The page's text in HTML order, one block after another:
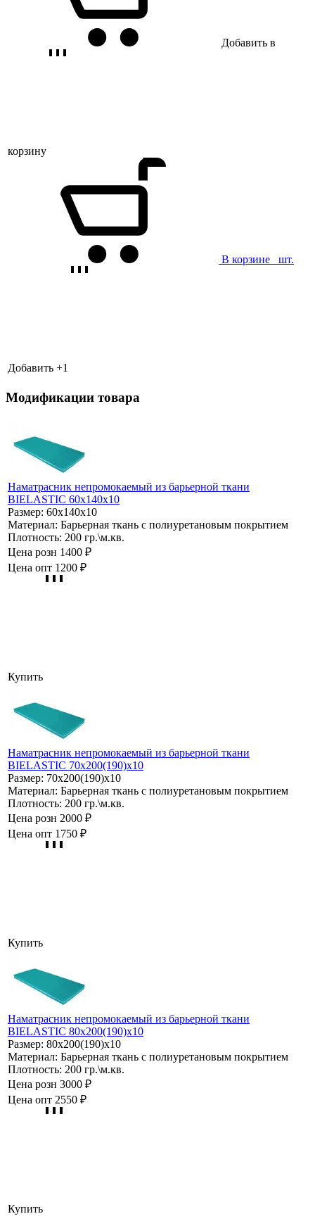
Добавить в
корзину
В корзине шт.
Добавить +1
Модификации товара
Наматрасник непромокаемый из барьерной ткани
BIELASTIC 60х140х10
Размер: 60х140х10
Материал: Барьерная ткань с полиуретановым покрытием
Плотность: 200 гр.\м.кв.
Цена розн 1400 ₽
Цена опт 1200 ₽
Купить
Наматрасник непромокаемый из барьерной ткани
BIELASTIC 70х200(190)х10
Размер: 70х200(190)х10
Материал: Барьерная ткань с полиуретановым покрытием
Плотность: 200 гр.\м.кв.
Цена розн 2000 ₽
Цена опт 1750 ₽
Купить
Наматрасник непромокаемый из барьерной ткани
BIELASTIC 80х200(190)х10
Размер: 80х200(190)х10
Материал: Барьерная ткань с полиуретановым покрытием
Плотность: 200 гр.\м.кв.
Цена розн 3000 ₽
Цена опт 2550 ₽
Купить